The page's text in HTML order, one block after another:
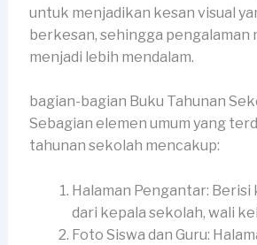
untuk menjadikan kesan visual
berkesan, sehingga pengalaman
menjadi lebih mendalam.
bagian-bagian Buku Tahunan
Sebagian elemen umum yang
tahunan sekolah mencakup:
Halaman Pengantar: Berisi
dari kepala sekolah, wali
Foto Siswa dan Guru: